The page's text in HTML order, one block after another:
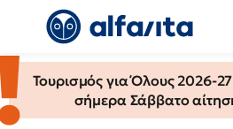
Τουρισμός για Όλους 2026-
σήμερα Σάββατο